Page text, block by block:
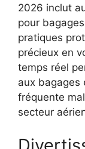
2026 inclut
pour
pratiques
précieux en
temps réel
aux bagages
fréquente
secteur